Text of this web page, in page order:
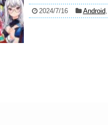
2024/7/16 Android,